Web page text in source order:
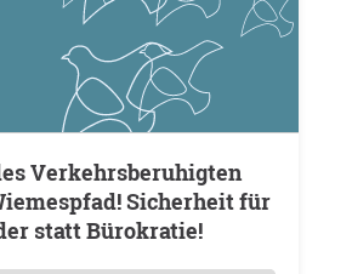
Sicherheit für
statt Bürokratie!